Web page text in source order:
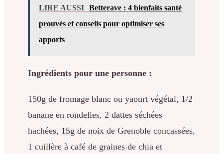
LIRE AUSSI Betterave : 4 bienfaits santé
prouvés et conseils pour optimiser ses
apports
Ingrédients pour une personne :
150g de fromage blanc ou yaourt végétal, 1/2
banane en rondelles, 2 dattes séchées
hachées, 15g de noix de Grenoble concassées,
1 cuillère à café de graines de chia et